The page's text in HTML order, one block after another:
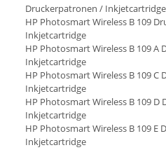
Druckerpatronen / Inkjetcartridge
HP Photosmart Wireless B 109
Inkjetcartridge
HP Photosmart Wireless B 109 A
Inkjetcartridge
HP Photosmart Wireless B 109
Inkjetcartridge
HP Photosmart Wireless B 109
Inkjetcartridge
HP Photosmart Wireless B 109 E
Inkjetcartridge